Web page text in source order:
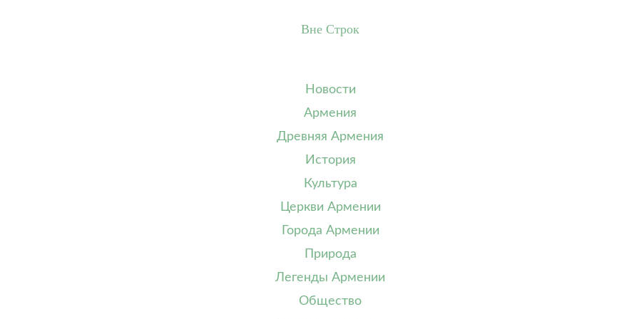
Вне Строк
Новости
Армения
Древняя Армения
История
Культура
Церкви Армении
Города Армении
Природа
Легенды Армении
Общество